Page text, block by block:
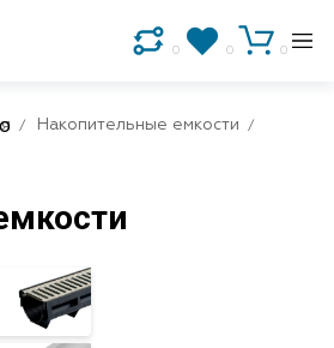
0 0 0
Накопительные емкости